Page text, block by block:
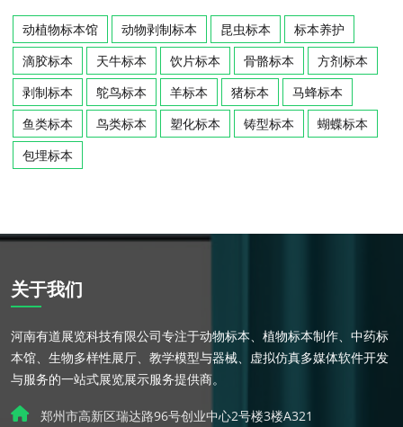
动植物标本馆 动物剥制标本 昆虫标本
标本养护
滴胶标本
天牛标本 饮片标本 骨骼标本
方剂标本
剥制标本
鸵鸟标本 羊标本 猪标本
马蜂标本
鱼类标本
鸟类标本 塑化标本 铸型标本
蝴蝶标本
包埋标本
关于我们
河南有道展览科技有限公司专注于动物标本、植物标本制作、中药标
本馆、生物多样性展厅、教学模型与器械、虚拟仿真多媒体软件开发
与服务的一站式展览展示服务提供商。
郑州市高新区瑞达路96号创业中心2号楼3楼A321